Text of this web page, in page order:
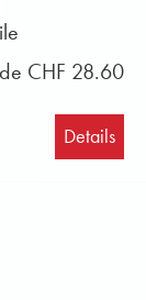
CHF 28.60
Details